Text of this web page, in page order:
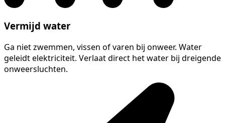
Vermijd water
Ga niet zwemmen, vissen of varen bij onweer. Water
geleidt elektriciteit. Verlaat direct het water bij dreigende
onweersluchten.